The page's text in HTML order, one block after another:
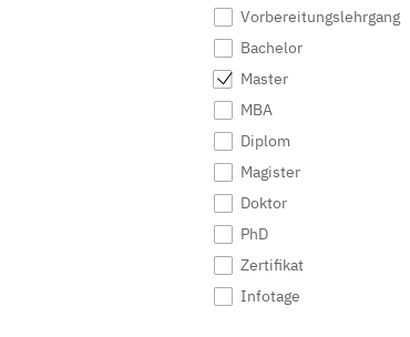
Vorbereitungslehrgang
Bachelor
Master
MBA
Diplom
Magister
Doktor
PhD
Zertifikat
Infotage